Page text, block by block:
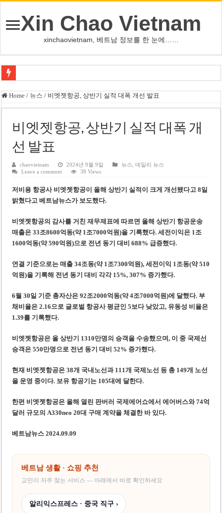
Xin Chao Vietnam
xinchaovietnam, 베트남 정보를 한 눈에……
사우디·튀르키예·파키스탄, 메카서 공동방위조약 체결
오픈AI, 차세대 AI ‘아스트라’ 출시 연기…사이버공격 위험 우려
인천서 10대 아들, 말다툼 중 어머니 흉기 살해
U-17 여자배구 대표팀, 세계선수권 대만 3-1 제압 2연승
美 법원, 리플렉팅 풀 훼손 용의자 공소기각…트럼프 ‘재고’ 촉구
태국 명문학교 총기난사…중학생, 교직원 등 최소 7명 살해
사우디·튀르키예·파키스탄, 메카 공동방위조약 체결…수니파 안보동맹 출범
우크라이나 ’40일 압박 작전’ 성과와 한계
Home / 뉴스 / 비엣젯항공, 상반기 실적 대폭 개선 발표
비엣젯항공, 상반기 실적 대폭 개
선 발표
chaovietnam 2024년 9월 9일 뉴스 ,데일리 뉴스
Leave a comment
38 Views
저비용 항공사 비엣젯항공이 올해 상반기 실적이 크게 개선됐다고 8일
밝혔다고 베트남뉴스가 보도했다.
비엣젯항공의 감사를 거친 재무제표에 따르면 올해 상반기 항공운송
매출은 33조8600억동(약 1조7000억원)을 기록했다. 세전이익은 1조
1600억동(약 590억원)으로 전년 동기 대비 688% 급증했다.
연결 기준으로는 매출 34조동(약 1조7300억원), 세전이익 1조동(약 510
억원)을 기록해 전년 동기 대비 각각 15%, 307% 증가했다.
6월 30일 기준 총자산은 92조2000억동(약 4조7000억원)에 달했다. 부
채비율은 2.16으로 글로벌 항공사 평균인 5보다 낮았고, 유동성 비율은
1.39를 기록했다.
비엣젯항공은 올 상반기 1310만명의 승객을 수송했으며, 이 중 국제선
승객은 550만명으로 전년 동기 대비 52% 증가했다.
현재 비엣젯항공은 38개 국내노선과 111개 국제노선 등 총 149개 노선
을 운영 중이다. 보유 항공기는 105대에 달한다.
한편 비엣젯항공은 올해 열린 판버러 국제에어쇼에서 에어버스와 74억
달러 규모의 A330neo 20대 구매 계약을 체결한 바 있다.
베트남뉴스 2024.09.09
베트남 생활 · 쇼핑 추천
교민이 자주 찾는 서비스 — 아래에서 바로 확인하세요
알리익스프레스 · 중국 직구 ›